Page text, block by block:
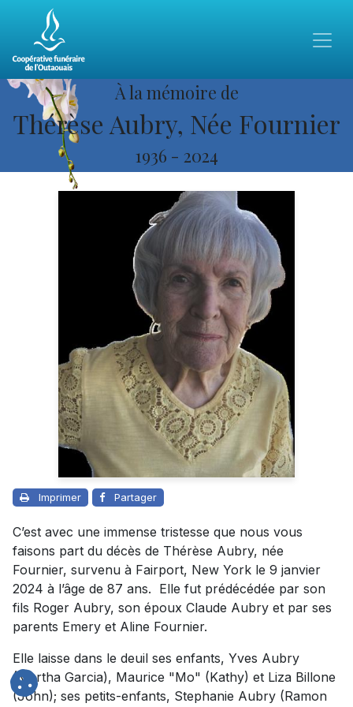
À la mémoire de
Thérèse Aubry, Née Fournier
1936 - 2024
Imprimer Partager
C’est avec une immense tristesse que nous vous
faisons part du décès de Thérèse Aubry, née
Fournier, survenu à Fairport, New York le 9 janvier
2024 à l’âge de 87 ans. Elle fut prédécédée par son
fils Roger Aubry, son époux Claude Aubry et par ses
parents Emery et Aline Fournier.
Elle laisse dans le deuil ses enfants, Yves Aubry
(Martha Garcia), Maurice "Mo" (Kathy) et Liza Billone
(John); ses petits-enfants, Stephanie Aubry (Ramon